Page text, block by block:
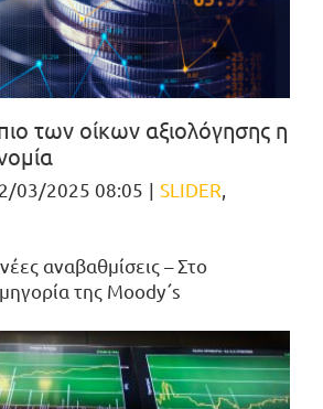
των οίκων αξιολόγησης η
03/2025 08:05 | SLIDER,
αναβαθμίσεις – Στο
της Moody΄s